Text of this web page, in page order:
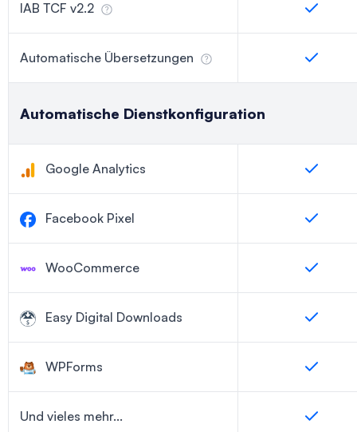
IAB TCF v2.2
Automatische Übersetzungen
Automatische Dienstkonfiguration
Google Analytics
Facebook Pixel
WooCommerce
Easy Digital Downloads
WPForms
Und vieles mehr...